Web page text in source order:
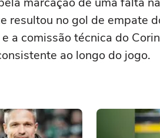
resultou no gol de empate
a comissão técnica do
ao longo do jogo.